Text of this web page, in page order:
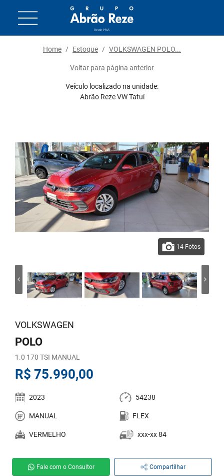
Home / Estoque / VOLKSWAGEN POLO...
Voltar para página anterior
Veículo localizado na unidade:
Abrão Reze VW Tatuí
14 Fotos
VOLKSWAGEN
POLO
1.0 170 TSI MANUAL
R$ 75.990,00
2023 54238
MANUAL FLEX
VERMELHO xxx-xx 84
Fale com o Consultor Compartilhar